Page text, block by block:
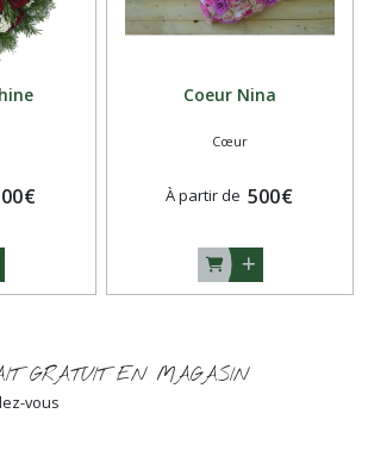
€
Coeur Nina
Cœur
À partir de 500€
GRATUIT EN MAGASIN
vous